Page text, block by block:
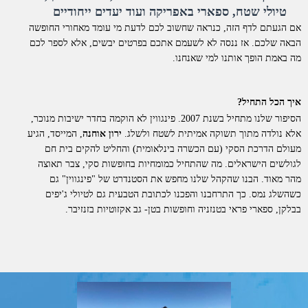
טיולי שטח, ספארי באפריקה ועוד יעדים ייחודיים
אם הגעתם לדף הזה, כנראה שחשוב לכם לדעת מי עומד מאחורי החופשה
הבאה שלכם. אז ננסה לא לשעמם אתכם בפרטים יבשים, אלא לספר לכם
מה באמת הופך אותנו למי שאנחנו.
איך הכל התחיל?
הסיפור שלנו מתחיל בשנת 2007. פינגווין לא הוקמה בחדר ישיבות מנוכר,
אלא נולדה מתוך תשוקה אמיתית לשטח ולשלג. ירון אוחנה , המייסד, הגיע
מעולם הדרכת הסקי (עם הכשרה בינלאומית) והחליט להקים בית חם
לגולשים הישראלים. מה שהתחיל כמומחיות בחופשות סקי, צבר תאוצה
מהר מאוד. הבנו שהקהל שלנו מחפש את הסטנדרט של "פינגווין" גם
כשהשלג נמס. כך התרחבנו והפכנו לכתובת הטבעית גם לטיולי ג'יפים
בבלקן, ספארי פראי בטנזניה וחופשות בטן- גב אקזוטיות בזנזיבר.
רשמית בארגון התעופה הבינלאומיIATA. כל החופשות שאנו מציעים
מוצעות ללקוחות בשיווק ישיר.
מה זה אומר מבחינתכם?